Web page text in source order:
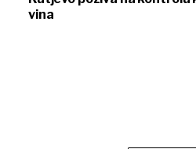
vina